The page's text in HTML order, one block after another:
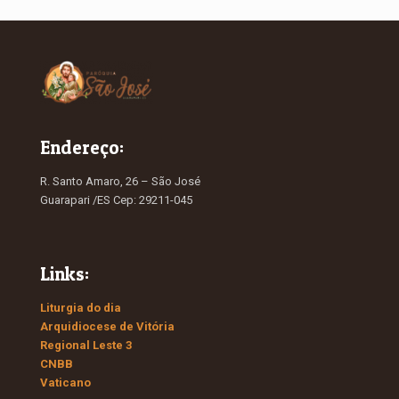
Endereço:
R. Santo Amaro, 26 – São José
Guarapari /ES Cep: 29211-045
Links:
Liturgia do dia
Arquidiocese de Vitória
Regional Leste 3
CNBB
Vaticano